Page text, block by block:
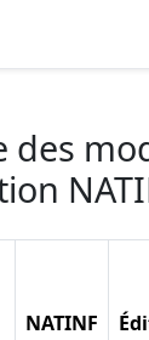
des
NATINF